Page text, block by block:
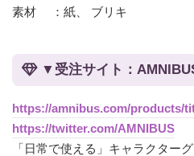
素材 ：紙、 ブリキ
▼受注サイト：
https://amnibus.com/products/
https://twitter.com/AMNIBUS
「日常で使える」キャラクター